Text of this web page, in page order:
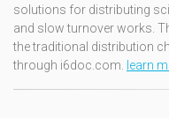
solutions for distributing
and slow turnover works.
the traditional distribution
through i6doc.com. learn